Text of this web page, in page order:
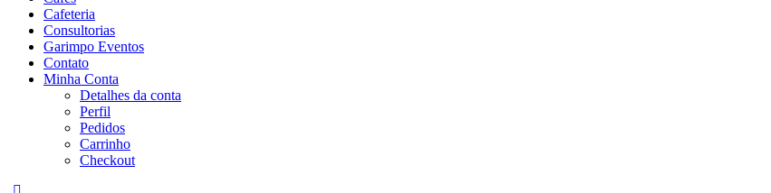
Cafeteria
Consultorias
Garimpo Eventos
Contato
Minha Conta
Detalhes da conta
Perfil
Pedidos
Carrinho
Checkout